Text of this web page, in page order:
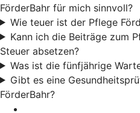
FörderBahr für mich sinnvoll?
Wie teuer ist der Pflege
Kann ich die Beiträge zum
Steuer absetzen?
Was ist die fünfjährige
Gibt es eine
FörderBahr?